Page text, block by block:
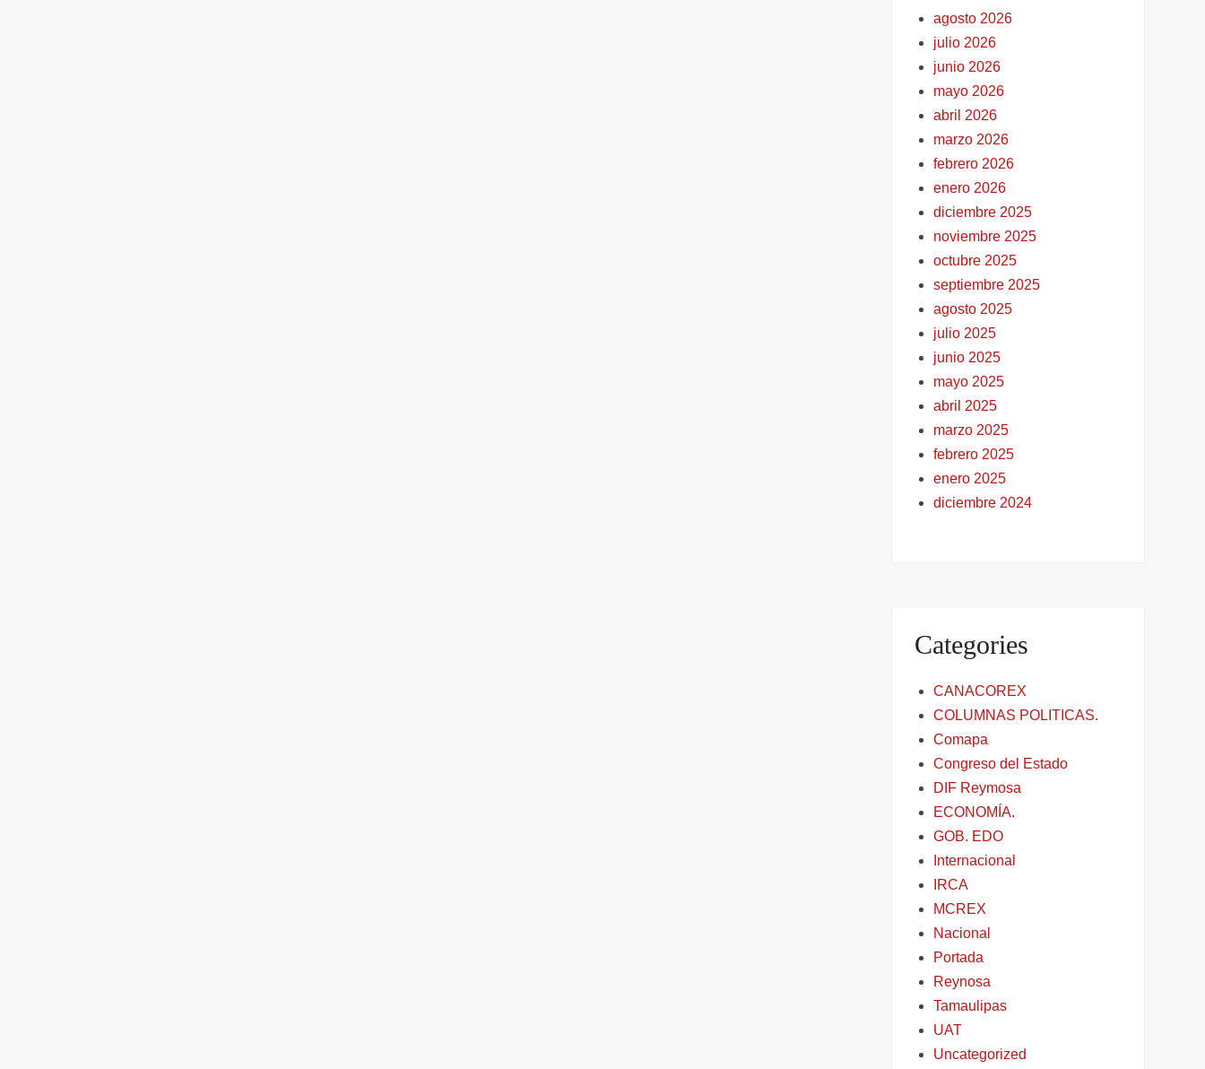
agosto 2026
julio 2026
junio 2026
mayo 2026
abril 2026
marzo 2026
febrero 2026
enero 2026
diciembre 2025
noviembre 2025
octubre 2025
septiembre 2025
agosto 2025
julio 2025
junio 2025
mayo 2025
abril 2025
marzo 2025
febrero 2025
enero 2025
diciembre 2024
Categories
CANACOREX
COLUMNAS POLITICAS.
Comapa
Congreso del Estado
DIF Reymosa
ECONOMÍA.
GOB. EDO
Internacional
IRCA
MCREX
Nacional
Portada
Reynosa
Tamaulipas
UAT
Uncategorized